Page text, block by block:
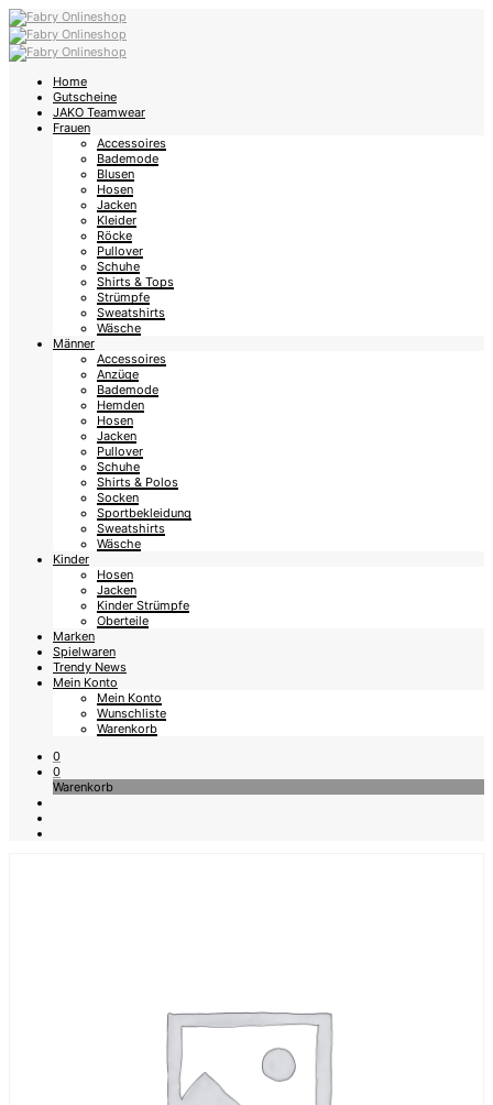
Home
Gutscheine
JAKO Teamwear
Frauen
Accessoires
Bademode
Blusen
Hosen
Jacken
Kleider
Röcke
Pullover
Schuhe
Shirts & Tops
Strümpfe
Sweatshirts
Wäsche
Männer
Accessoires
Anzüge
Bademode
Hemden
Hosen
Jacken
Pullover
Schuhe
Shirts & Polos
Socken
Sportbekleidung
Sweatshirts
Wäsche
Kinder
Hosen
Jacken
Kinder Strümpfe
Oberteile
Marken
Spielwaren
Trendy News
Mein Konto
Mein Konto
Wunschliste
Warenkorb
0
0
Warenkorb